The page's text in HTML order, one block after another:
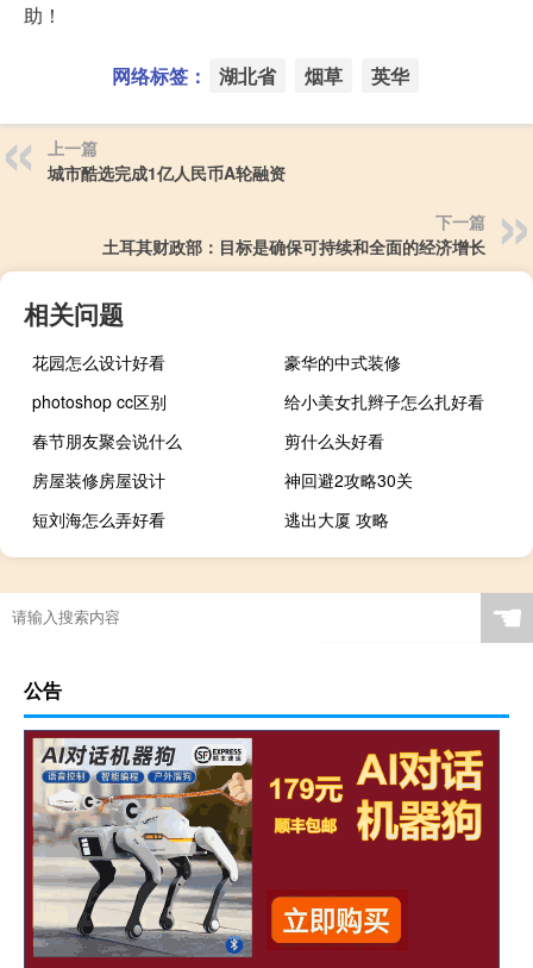
助！
网络标签： 湖北省 烟草 英华
上一篇
城市酷选完成1亿人民币A轮融资
下一篇
土耳其财政部：目标是确保可持续和全面的经济增长
相关问题
花园怎么设计好看
豪华的中式装修
photoshop cc区别
给小美女扎辫子怎么扎好看
春节朋友聚会说什么
剪什么头好看
房屋装修房屋设计
神回避2攻略30关
短刘海怎么弄好看
逃出大厦 攻略
☚
公告